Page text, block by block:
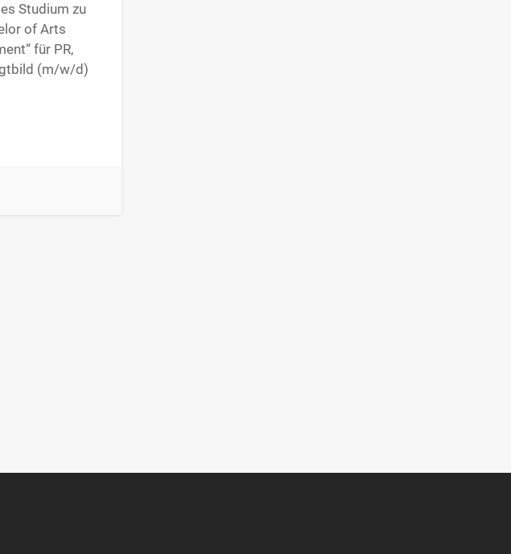
Studium zu
of Arts
für PR,
(m/w/d)